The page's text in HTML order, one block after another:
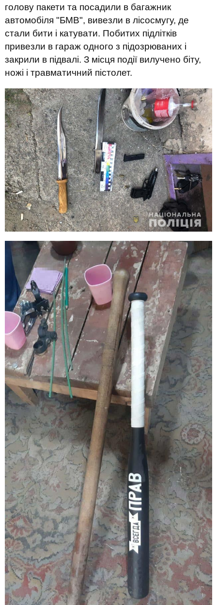
голову пакети та посадили в багажник
автомобіля "БМВ", вивезли в лісосмугу, де
стали бити і катувати. Побитих підлітків
привезли в гараж одного з підозрюваних і
закрили в підвалі. З місця події вилучено біту,
ножі і травматичний пістолет.